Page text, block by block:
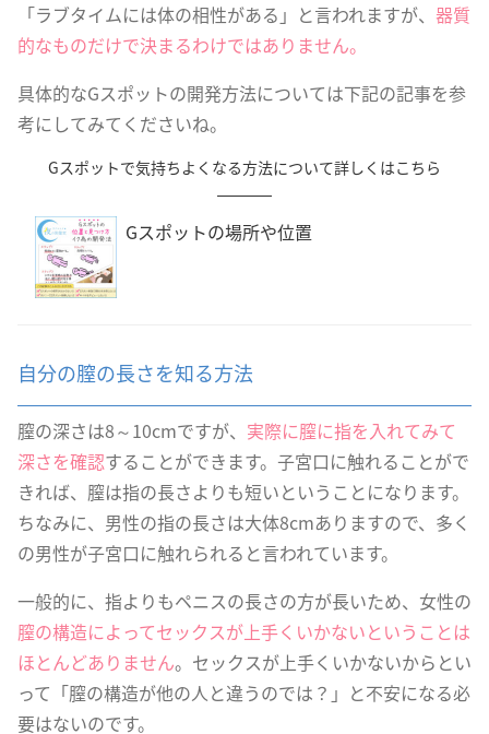
「ラブタイムには体の相性がある」と言われますが、 器質
的なものだけで決まるわけではありません。
具体的なGスポットの開発方法については下記の記事を参
考にしてみてくださいね。
Gスポットで気持ちよくなる方法について詳しくはこちら
Gスポットの場所や位置
自分の膣の長さを知る方法
膣の深さは8～10cmですが、 実際に膣に指を入れてみて
深さを確認することができます。子宮口に触れることがで
きれば、膣は指の長さよりも短いということになります。
ちなみに、男性の指の長さは大体8cmありますので、多く
の男性が子宮口に触れられると言われています。
一般的に、指よりもペニスの長さの方が長いため、女性の
膣の構造によってセックスが上手くいかないということは
ほとんどありません。セックスが上手くいかないからとい
って「膣の構造が他の人と違うのでは？」と不安になる必
要はないのです。